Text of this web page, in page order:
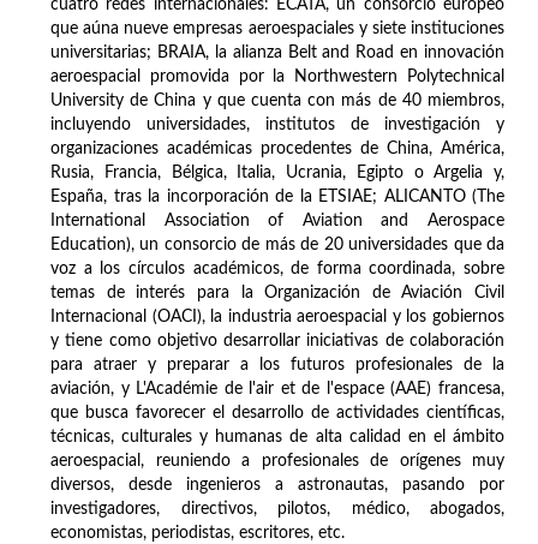
cuatro redes internacionales: ECATA, un consorcio europeo
que aúna nueve empresas aeroespaciales y siete instituciones
universitarias; BRAIA, la alianza Belt and Road en innovación
aeroespacial promovida por la Northwestern Polytechnical
University de China y que cuenta con más de 40 miembros,
incluyendo universidades, institutos de investigación y
organizaciones académicas procedentes de China, América,
Rusia, Francia, Bélgica, Italia, Ucrania, Egipto o Argelia y,
España, tras la incorporación de la ETSIAE; ALICANTO (The
International Association of Aviation and Aerospace
Education), un consorcio de más de 20 universidades que da
voz a los círculos académicos, de forma coordinada, sobre
temas de interés para la Organización de Aviación Civil
Internacional (OACI), la industria aeroespacial y los gobiernos
y tiene como objetivo desarrollar iniciativas de colaboración
para atraer y preparar a los futuros profesionales de la
aviación, y L'Académie de l'air et de l'espace (AAE) francesa,
que busca favorecer el desarrollo de actividades científicas,
técnicas, culturales y humanas de alta calidad en el ámbito
aeroespacial, reuniendo a profesionales de orígenes muy
diversos, desde ingenieros a astronautas, pasando por
investigadores, directivos, pilotos, médico, abogados,
economistas, periodistas, escritores, etc.